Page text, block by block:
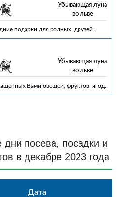
Убывающая луна
во льве
подарки для родных, друзей.
Убывающая луна
во льве
Вами овощей, фруктов, ягод.
дни посева, посадки и
в декабре 2023 года
Дата